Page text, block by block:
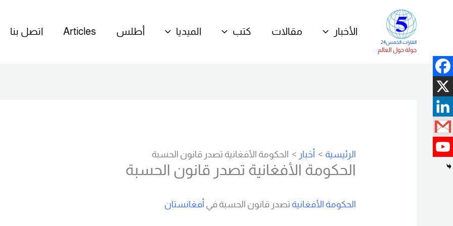
القارات الخمس24
جولة حول العالم
الأخبار مقالات كتب الميديا أطلس Articles اتصل بنا
الرئيسية أخبار الحكومة الأفغانية تصدر قانون الحسبة
الحكومة الأفغانية تصدر قانون الحسبة
الحكومة الأفغانية تصدر قانون الحسبة في أفغانستان